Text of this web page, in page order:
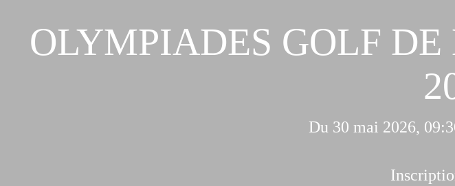
OLYMPIADES GOLF
Du 30 mai 2026,